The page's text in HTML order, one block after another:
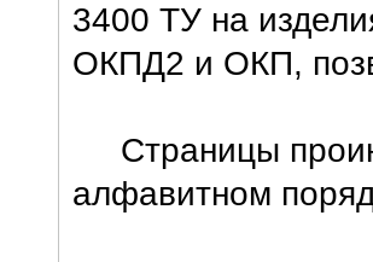
3400 ТУ на
ОКПД2 и ОКП,
Страницы
алфавитном